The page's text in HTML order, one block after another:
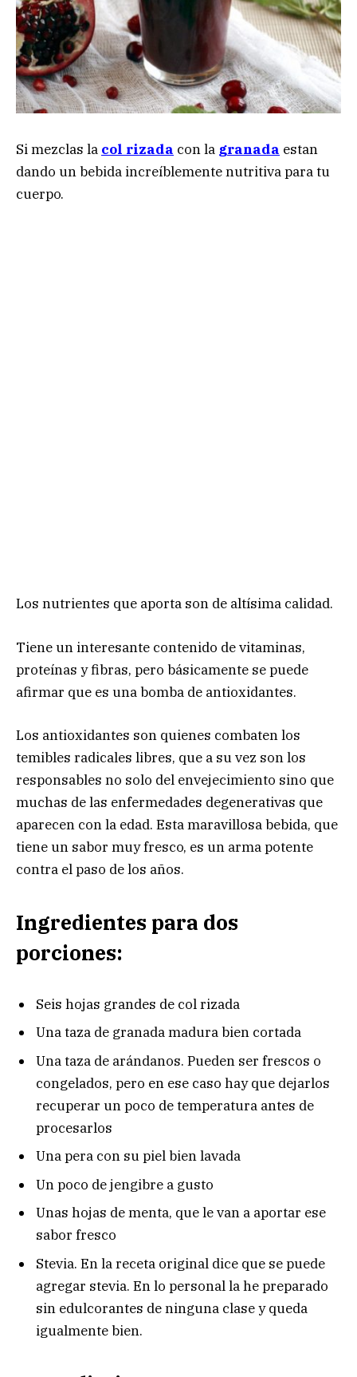
Si mezclas la col rizada con la granada estan
dando un bebida increíblemente nutritiva para tu
cuerpo.
Los nutrientes que aporta son de altísima calidad.
Tiene un interesante contenido de vitaminas,
proteínas y fibras, pero básicamente se puede
afirmar que es una bomba de antioxidantes.
Los antioxidantes son quienes combaten los
temibles radicales libres, que a su vez son los
responsables no solo del envejecimiento sino que
muchas de las enfermedades degenerativas que
aparecen con la edad. Esta maravillosa bebida, que
tiene un sabor muy fresco, es un arma potente
contra el paso de los años.
Ingredientes para dos
porciones:
Seis hojas grandes de col rizada
Una taza de granada madura bien cortada
Una taza de arándanos. Pueden ser frescos o
congelados, pero en ese caso hay que dejarlos
recuperar un poco de temperatura antes de
procesarlos
Una pera con su piel bien lavada
Un poco de jengibre a gusto
Unas hojas de menta, que le van a aportar ese
sabor fresco
Stevia. En la receta original dice que se puede
agregar stevia. En lo personal la he preparado
sin edulcorantes de ninguna clase y queda
igualmente bien.